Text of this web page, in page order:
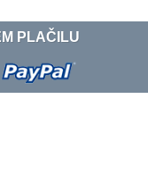
PLAČILU